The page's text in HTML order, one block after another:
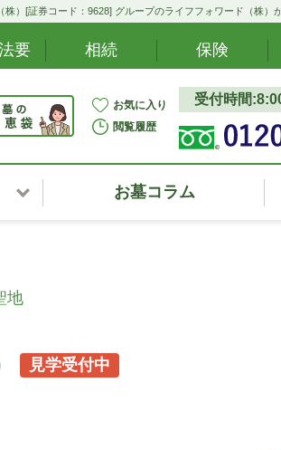
）[証券コード：9628] グループのライフフォワード（株）
要 相続 保険
お気に入り
閲覧履歴
受付時間
お墓コラム
地
見学受付中